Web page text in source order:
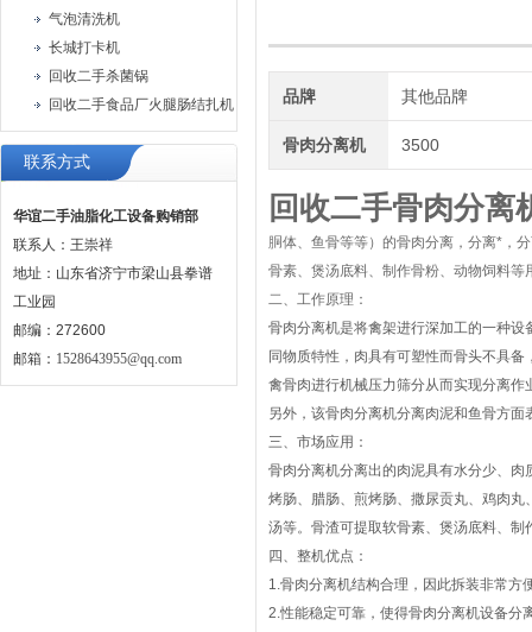
气泡清洗机
长城打卡机
回收二手杀菌锅
回收二手食品厂火腿肠结扎机
联系方式
华谊二手油脂化工设备购销部
联系人：王崇祥
地址：山东省济宁市梁山县拳谱
工业园
邮编：272600
邮箱： 1528643955@qq.com
品牌 其他品牌
骨肉分离机 3500
回收二手骨肉分离
胴体、鱼骨等等）的骨肉分离，分离*，
骨素、煲汤底料、制作骨粉、动物饲料等
二、工作原理：
骨肉分离机是将禽架进行深加工的一种
同物质特性，肉具有可塑性而骨头不具
禽骨肉进行机械压力筛分从而实现分离
另外，该骨肉分离机分离肉泥和鱼骨方
三、市场应用：
骨肉分离机分离出的肉泥具有水分少、
烤肠、腊肠、煎烤肠、撒尿贡丸、鸡肉
汤等。骨渣可提取软骨素、煲汤底料、制
四、整机优点：
1.骨肉分离机结构合理，因此拆装非常方
2.性能稳定可靠，使得骨肉分离机设备分